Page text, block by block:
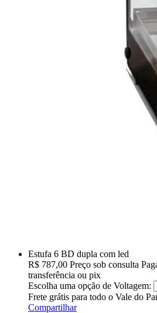
Estufa 6 BD dupla com led
R$ 787,00 Preço sob consulta
transferência ou pix
Escolha uma opção de Voltagem:
Frete grátis para todo o Vale do
Compartilhar